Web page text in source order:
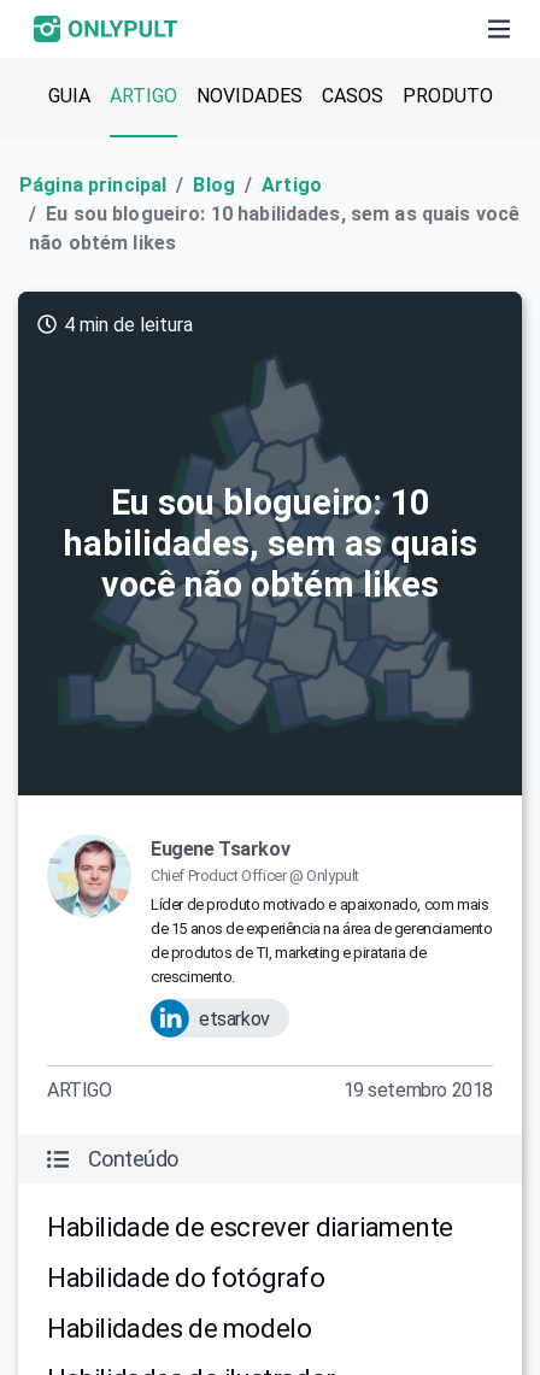
GUIA ARTIGO NOVIDADES CASOS PRODUTO
Página principal Blog
Artigo
Eu sou blogueiro: 10 habilidades, sem as quais você
não obtém likes
Eu sou blogueiro: 10
habilidades, sem as quais
você não obtém likes
4 min de leitura
Eugene Tsarkov
Chief Product Officer @ Onlypult
Líder de produto motivado e apaixonado, com mais
de 15 anos de experiência na área de gerenciamento
de produtos de TI, marketing e pirataria de
crescimento.
etsarkov
ARTIGO 19 setembro 2018
Conteúdo
Habilidade de escrever diariamente
Habilidade do fotógrafo
Habilidades de modelo